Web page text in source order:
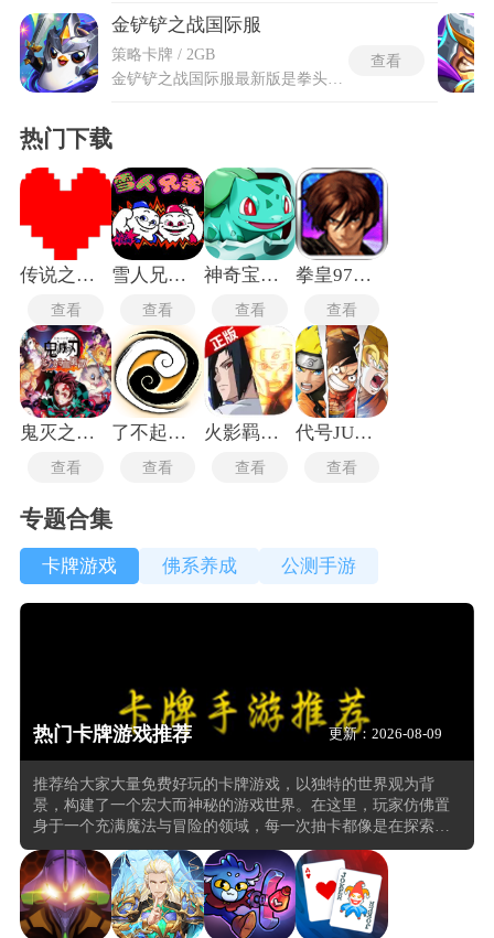
金铲铲之战国际服
策略卡牌 / 2GB
查看
热门下载
传说之下手机版
查看
雪人兄弟单机版
查看
神奇宝贝起源手游
查看
拳皇97手机版
查看
鬼灭之刃火神血风谭手机版
查看
了不起的修仙模拟器
查看
火影羁绊2.3
查看
代号JUMP手游
查看
专题合集
卡牌游戏 佛系养成 公测手游
热门卡牌游戏推荐 更新：2026-08-09
推荐给大家大量免费好玩的卡牌游戏，以独特的世界观为背
景，构建了一个宏大而神秘的游戏世界。在这里，玩家仿佛置
身于一个充满魔法与冒险的领域，每一次抽卡都像是在探索未
知的宝藏，每一场对战都是智慧与勇气的较量。玩家在卡牌收
集与搭配的过程中，能够体验到无尽的乐趣。游戏的难度曲线
设计得恰到好处，无论是新手玩家还是资深卡牌爱好者，都能
在其中找到属于自己的挑战与成就感。